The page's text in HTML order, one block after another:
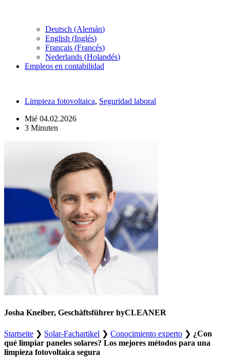
Deutsch (Alemán)
English (Inglés)
Français (Francés)
Nederlands (Holandés)
Empleos en contabilidad
Limpieza fotovoltaica, Seguridad laboral
Mié 04.02.2026
3 Minuten
Josha Kneiber, Geschäftsführer hyCLEANER
Startseite ❯ Solar-Fachartikel ❯ Conocimiento experto ❯ ¿Con
qué limpiar paneles solares? Los mejores métodos para una
limpieza fotovoltaica segura